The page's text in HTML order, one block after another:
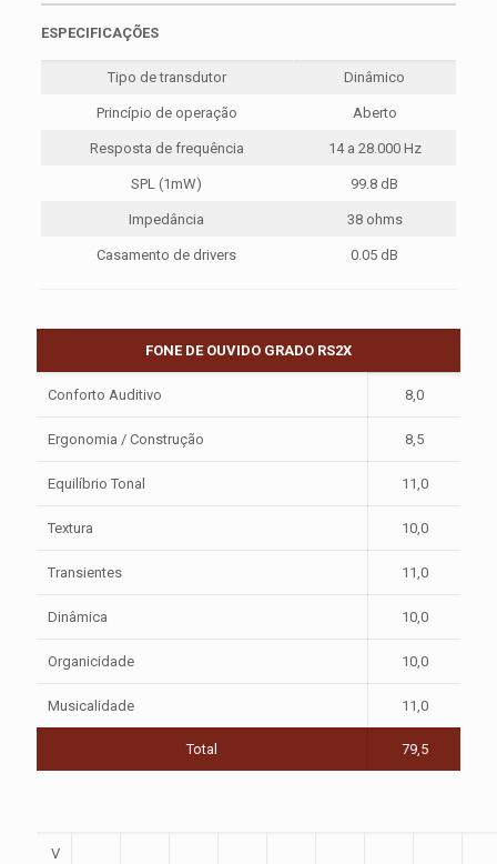
ESPECIFICAÇÕES
Tipo de transdutor Dinâmico
Princípio de operação Aberto
Resposta de frequência 14 a 28.000 Hz
SPL (1mW) 99.8 dB
Impedância 38 ohms
Casamento de drivers 0.05 dB
FONE DE OUVIDO GRADO RS2X
Conforto Auditivo 8,0
Ergonomia / Construção 8,5
Equilíbrio Tonal 11,0
Textura 10,0
Transientes 11,0
Dinâmica 10,0
Organicidade 10,0
Musicalidade 11,0
Total 79,5
V